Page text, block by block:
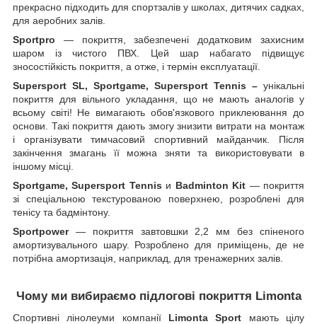
прекрасно підходить для спортзалів у школах, дитячих садках,
для аеробних залів.
Sportpro — покриття, забезпечені додатковим захисним
шаром із чистого ПВХ. Цей шар набагато підвищує
зносостійкість покриття, а отже, і термін експлуатації.
Supersport SL, Sportgame, Supersport Tennis – унікальні
покриття для вільного укладання, що не мають аналогів у
всьому світі! Не вимагають обов'язкового приклеювання до
основи. Такі покриття дають змогу знизити витрати на монтаж
і організувати тимчасовий спортивний майданчик. Після
закінчення змагань її можна зняти та використовувати в
іншому місці.
Sportgame,Supersport Tennis и Badminton Kit — покриття
зі спеціальною текстурованою поверхнею, розроблені для
тенісу та бадмінтону.
Sportpower— покриття завтовшки 2,2 мм без спіненого
амортизувального шару. Розроблено для приміщень, де не
потрібна амортизація, наприклад, для тренажерних залів.
Чому ми вибираємо підлогові покриття Limonta
Спортивні лінолеуми компанії LimontaSport мають цілу